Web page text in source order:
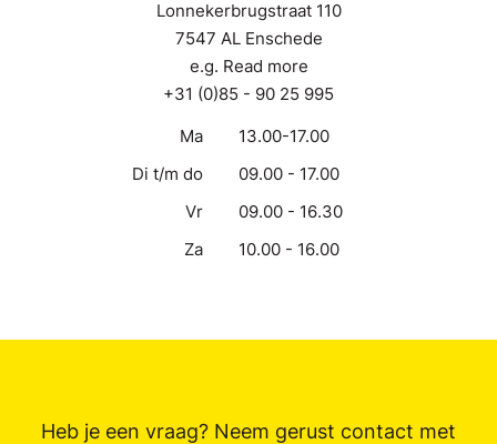
Lonnekerbrugstraat 110
7547 AL Enschede
e.g. Read more
+31 (0)85 - 90 25 995
Ma
13.00-17.00
Di t/m do
09.00 - 17.00
Vr
09.00 - 16.30
Za
10.00 - 16.00
Heb je een vraag? Neem gerust contact met